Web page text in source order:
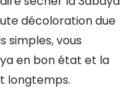
décoloration due
simples, vous
en bon état et la
longtemps.